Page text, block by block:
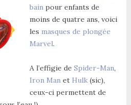
bainpour enfants de
moins de quatre ans, voici
les masques de plongée
Marvel.
A l’effigie de Spider-Man,
Iron Manet Hulk(sic),
ceux-ci permettent de